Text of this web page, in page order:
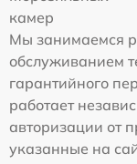
камер
Мы занимаемся
обслуживанием
гарантийного
работает
авторизации от
указанные на